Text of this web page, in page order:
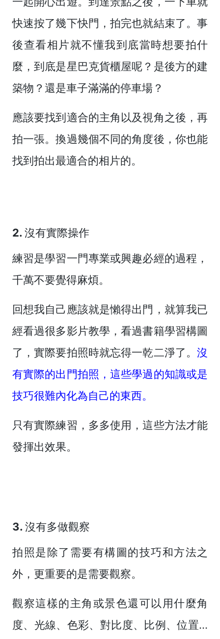
快速按了幾下快門，拍完也就結束了。事
後查看相片就不懂我到底當時想要拍什
麼，到底是星巴克貨櫃屋呢？是後方的建
築物？還是車子滿滿的停車場？
應該要找到適合的主角以及視角之後，再
拍一張。換過幾個不同的角度後，你也能
找到拍出最適合的相片的。
2. 沒有實際操作
練習是學習一門專業或興趣必經的過程，
千萬不要覺得麻煩。
回想我自己應該就是懶得出門，就算我已
經看過很多影片教學，看過書籍學習構圖
了，實際要拍照時就忘得一乾二淨了。 沒
有實際的出門拍照，這些學過的知識或是
技巧很難內化為自己的東西。
只有實際練習，多多使用，這些方法才能
發揮出效果。
3. 沒有多做觀察
拍照是除了需要有構圖的技巧和方法之
外，更重要的是需要觀察。
觀察這樣的主角或景色還可以用什麼角
度、光線、色彩、對比度、比例、位置...